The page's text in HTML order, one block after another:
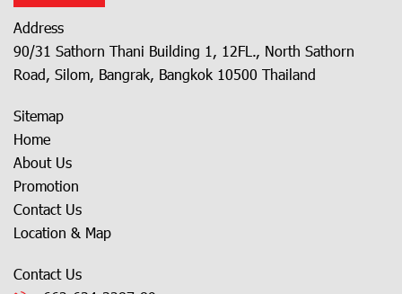
Address
90/31 Sathorn Thani Building 1, 12FL., North Sathorn
Road, Silom, Bangrak, Bangkok 10500 Thailand
Sitemap
Home
About Us
Promotion
Contact Us
Location & Map
Contact Us